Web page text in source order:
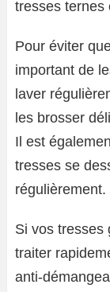
tresses ternes
Pour éviter
important de
laver
les brosser
Il est
tresses se
régulièrement.
Si vos tresses
traiter
anti-